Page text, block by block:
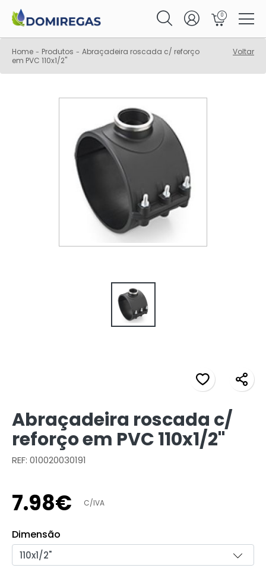
0
Home - Produtos - Abraçadeira roscada c/ reforço
em PVC 110x1/2"
Voltar
Abraçadeira roscada c/
reforço em PVC 110x1/2"
REF: 010020030191
7.98€ C/IVA
Dimensão